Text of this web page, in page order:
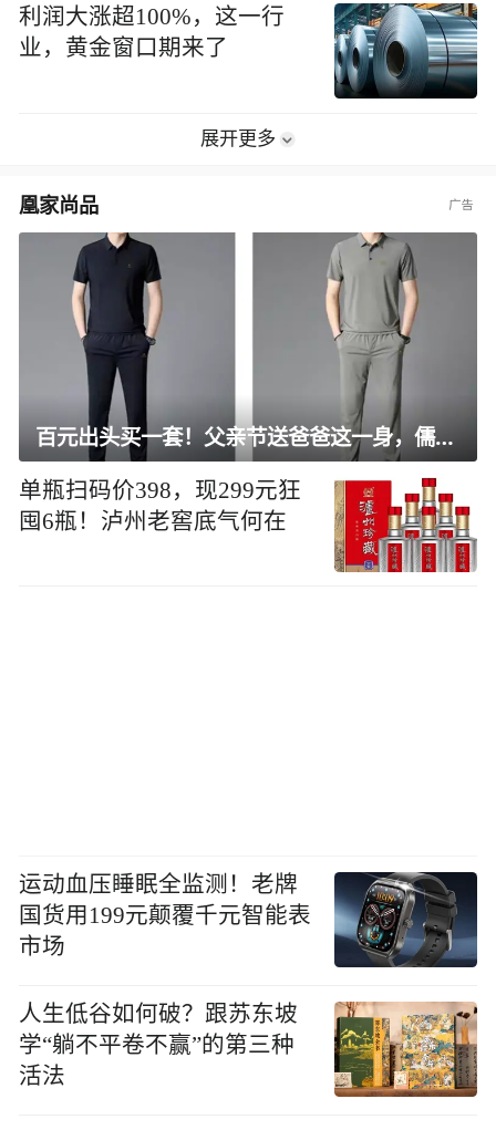
利润大涨超100%，这一行
业，黄金窗口期来了
展开更多
凰家尚品
百元出头买一套！父亲节送爸爸这一身，儒雅有型还凉爽
单瓶扫码价398，现299元狂
囤6瓶！泸州老窖底气何在
运动血压睡眠全监测！老牌
国货用199元颠覆千元智能表
市场
人生低谷如何破？跟苏东坡
学“躺不平卷不赢”的第三种
活法